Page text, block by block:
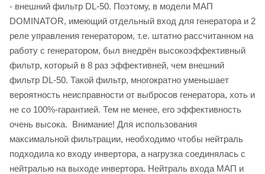
- внешний фильтр DL-50. Поэтому, в модели МАП
DOMINATOR, имеющий отдельный вход для генератора и 2
реле управления генератором, т.е. штатно рассчитанном на
работу с генератором, был внедрён высокоэффективный
фильтр, который в 8 раз эффективней, чем внешний
фильтр DL-50. Такой фильтр, многократно уменьшает
вероятность неисправности от выбросов генератора, хоть и
не со 100%-гарантией. Тем не менее, его эффективность
очень высока. Внимание! Для использования
максимальной фильтрации, необходимо чтобы нейтраль
подходила ко входу инвертора, а нагрузка соединялась с
нейтралью на выходе инвертора. Нейтраль входа МАП и